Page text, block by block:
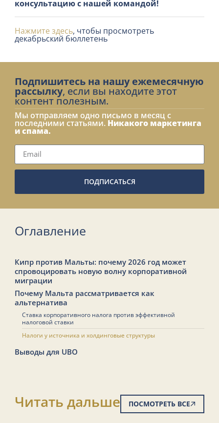
консультацию с нашей командой!
Нажмите здесь, чтобы просмотреть
декабрьский бюллетень
Подпишитесь на нашу ежемесячную
рассылку, если вы находите этот
контент полезным.
Мы отправляем одно письмо в месяц с
последними статьями. Никакого маркетинга
и спама.
ПОДПИСАТЬСЯ
Оглавление
Кипр против Мальты: почему 2026 год может
спровоцировать новую волну корпоративной
миграции
Почему Мальта рассматривается как
альтернатива
Ставка корпоративного налога против эффективной
налоговой ставки
Налоги у источника и холдинговые структуры
Выводы для UBO
Читать дальше ПОСМОТРЕТЬ ВСЕ